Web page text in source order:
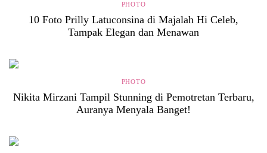
PHOTO
10 Foto Prilly Latuconsina di Majalah Hi Celeb,
Tampak Elegan dan Menawan
PHOTO
Nikita Mirzani Tampil Stunning di Pemotretan Terbaru,
Auranya Menyala Banget!